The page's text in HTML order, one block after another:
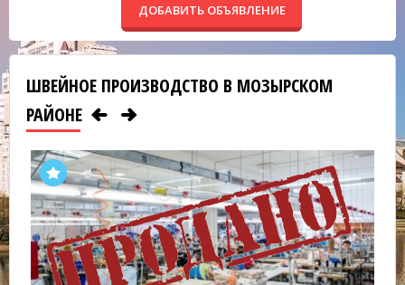
ДОБАВИТЬ ОБЪЯВЛЕНИЕ
ШВЕЙНОЕ ПРОИЗВОДСТВО В МОЗЫРСКОМ
РАЙОНЕ